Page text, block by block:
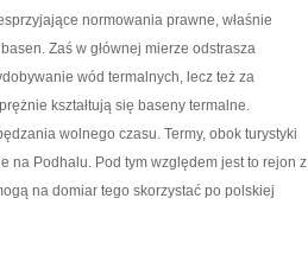
normowania prawne, właśnie
Zaś w głównej mierze odstrasza
wód termalnych, lecz też za
kształtują się baseny termalne.
wolnego czasu. Termy, obok turystyki
na Podhalu. Pod tym względem jest to rejon z
na domiar tego skorzystać po polskiej